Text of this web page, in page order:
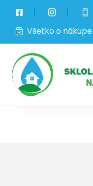
❘ ❘
Všetko o nákupe